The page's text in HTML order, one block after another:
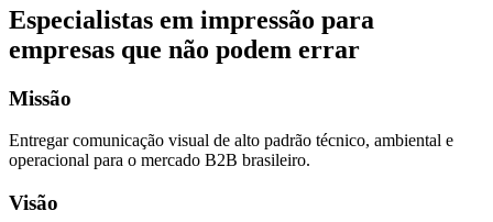
Especialistas em impressão para
empresas que não podem errar
Missão
Entregar comunicação visual de alto padrão técnico, ambiental e
operacional para o mercado B2B brasileiro.
Visão